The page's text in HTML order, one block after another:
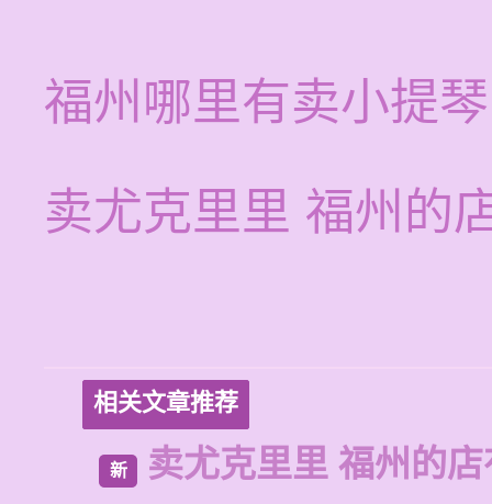
福州哪里有卖小提
卖尤克里里 福州的
相关文章推荐
新 卖尤克里里 福州的